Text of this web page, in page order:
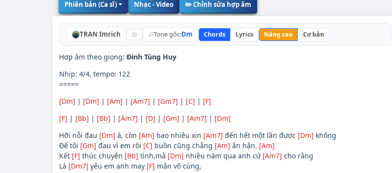
Phiên bản (Ca sĩ) Nhạc - Video ✏️ Chỉnh sửa hợp âm
TRAN Imrich Tone gốc:Dm Chords Lyrics Nâng cao Cơ bản
Hợp âm theo giọng: Đinh Tùng Huy
Nhịp: 4/4, tempo: 122
=====
[Dm] | [Dm] | [Am] | [Am7] | [Gm7] | [C] | [F]
[F] | [Bb] | [Bb] | [Am7] | [D] | [Gm] | [Am7] | [Dm]
Hỡi nỗi đau [Dm] à, còn [Am] bao nhiêu xin [Am7] đến hết một lần được [Dm] không
Để tôi [Gm] đau vì em rồi [C] buồn cũng chẳng [Am] ân hận. [Am]
Kết [F] thúc chuyện [Bb] tình,mà [Dm] nhiều năm qua anh cứ [Am7] cho rằng
Là [Dm7] yêu em anh may [F] mắn vô cùng,